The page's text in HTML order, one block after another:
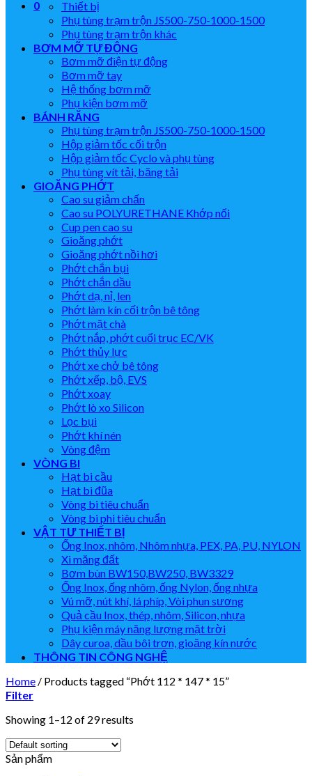
0
Thiết bị
Phụ tùng trạm trộn JS500-750-1000-1500
Phụ tùng trạm trộn khác
BƠM MỠ TỰ ĐỘNG
Bơm mỡ điện tự động
Bơm mỡ tay
Hệ thống bơm mỡ
Phụ kiện bơm mỡ
BÁNH RĂNG
Phụ tùng trạm trộn JS500-750-1000-1500
Hộp giảm tốc cối trộn
Hộp giảm tốc Cyclo và phụ tùng
Phụ tùng vít tải, băng tải
GIOĂNG PHỚT
Cao su giảm chấn
Cao su POLYURETHANE Khớp nối
Cup pen cao su
Gioăng phớt
Gioăng phớt nồi hơi
Phớt chắn bụi
Phớt chắn dầu
Phớt dạ, nỉ, len
Phớt làm kín cối trộn bê tông
Phớt mặt chà
Phớt nắp, phớt cuối trục EC/VK
Phớt thủy lực
Phớt xe chở bê tông
Phớt xếp, bộ, EVS
Phớt xoay
Phớt lò xo Silicon
Lọc bụi
Phớt khí nén
Vòng đệm
VÒNG BI
Hạt bi cầu
Hạt bi đũa
Vòng bi tiêu chuẩn
Vòng bi phi tiêu chuẩn
VẬT TƯ THIẾT BỊ
Ống Inox, nhôm, Nhôm nhựa, PEX, PA, PU, NYLON
Xi măng đất
Bơm bùn BW150,BW250, BW3329
Ống Inox, ống nhôm, ống Nylon, ống nhựa
Vú mỡ, nút khí, lá phíp, Vòi phun sương
Quả cầu Inox, thép, nhôm, Silicon, nhựa
Phụ kiện máy năng lượng mặt trời
Dây curoa, dầu bôi trơn, gioăng kín nước
THÔNG TIN CÔNG NGHỆ
Home / Products tagged “Phớt 112 * 147 * 15”
Filter
Showing 1–12 of 29 results
Sản phẩm